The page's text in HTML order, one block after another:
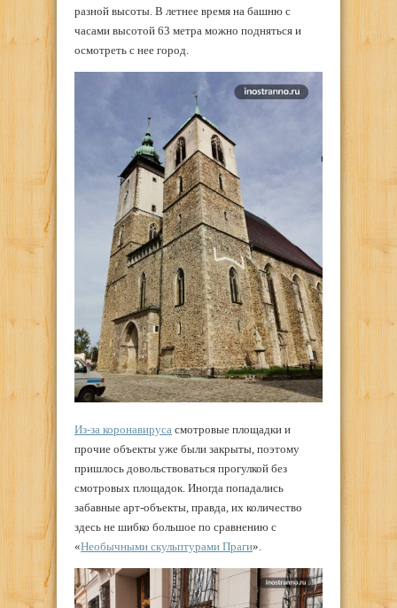
разной высоты. В летнее время на башню с
часами высотой 63 метра можно подняться и
осмотреть с нее город.
Из-за коронавируса смотровые площадки и
прочие объекты уже были закрыты, поэтому
пришлось довольствоваться прогулкой без
смотровых площадок. Иногда попадались
забавные арт-объекты, правда, их количество
здесь не шибко большое по сравнению с
«Необычными скульптурами Праги».